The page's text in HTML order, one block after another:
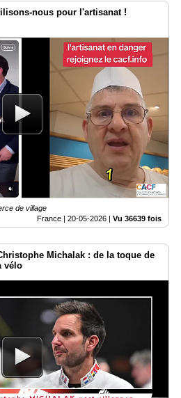
nous pour l'artisanat !
de village
France | 20-05-2026 | Vu 36639 fois
Michalak : de la toque de
vélo